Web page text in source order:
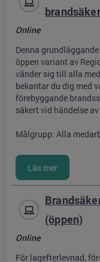
Online
Denna
öppen variant av
vänder sig till alla
bekantar du dig med
förebyggande
säkert vid händelse
Målgrupp: Alla
(öppen)
Online
För lagefterlevnad,